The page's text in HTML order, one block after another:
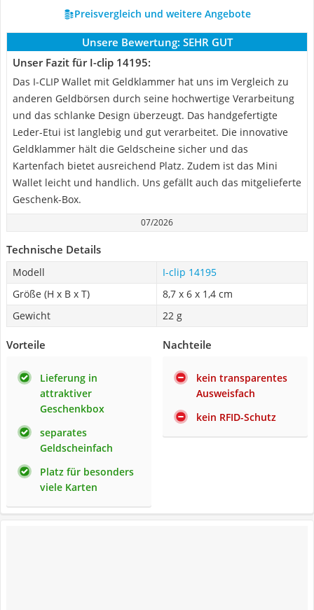
Preisvergleich und weitere Angebote
Unsere Bewertung: SEHR GUT
Unser Fazit für I-clip 14195:
Das I-CLIP Wallet mit Geldklammer hat uns im Vergleich zu
anderen Geldbörsen durch seine hochwertige Verarbeitung
und das schlanke Design überzeugt. Das handgefertigte
Leder-Etui ist langlebig und gut verarbeitet. Die innovative
Geldklammer hält die Geldscheine sicher und das
Kartenfach bietet ausreichend Platz. Zudem ist das Mini
Wallet leicht und handlich. Uns gefällt auch das mitgelieferte
Geschenk-Box.
07/2026
Technische Details
Modell
I-clip 14195
Größe (H x B x T)
8,7 x 6 x 1,4 cm
Gewicht
22 g
Vorteile
Lieferung in
attraktiver
Geschenkbox
separates
Geldscheinfach
Platz für besonders
viele Karten
Nachteile
kein transparentes
Ausweisfach
kein RFID-Schutz